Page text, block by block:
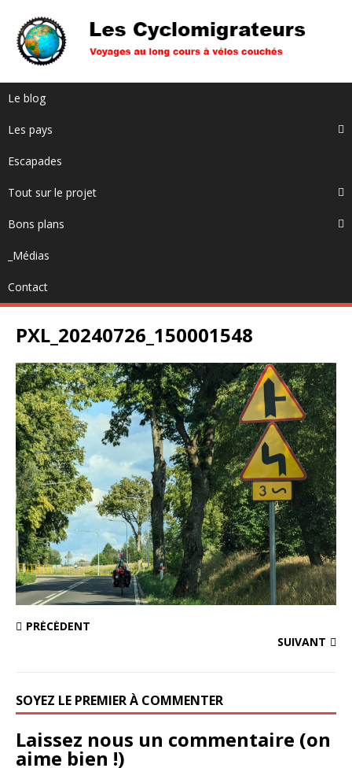
Le blog
Les pays
Escapades
Tout sur le projet
Bons plans
_Médias
Contact
PXL_20240726_150001548
PRÉCÉDENT
SUIVANT
SOYEZ LE PREMIER À COMMENTER
Laissez nous un commentaire (on
aime bien !)